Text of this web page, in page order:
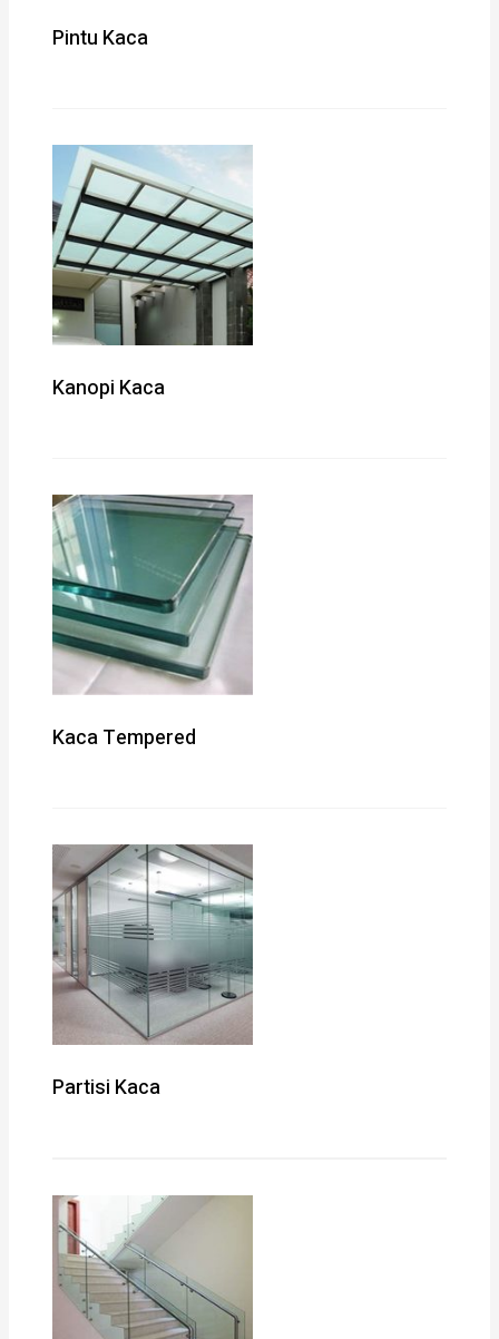
Pintu Kaca
Kanopi Kaca
Kaca Tempered
Partisi Kaca